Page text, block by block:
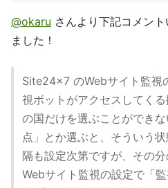
@okaru さんより下記コメン
ました！
Site24x7 のWebサイト監視
視ボットがアクセスしてく
の国だけを選ぶことができ
点」とか選ぶと、そういう
隔も設定次第ですが、その分
Webサイト監視の設定で「